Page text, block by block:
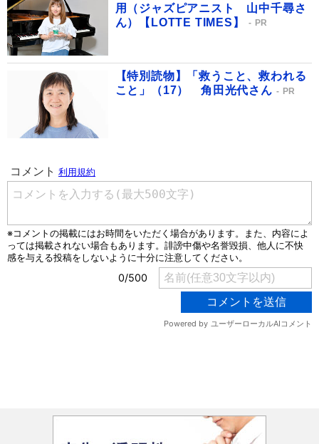
用（ジャズピアニスト 山中千尋さ
ん）【LOTTE TIMES】
PR
【特別読物】「救うこと、救われる
こと」（17） 角田光代さん
PR